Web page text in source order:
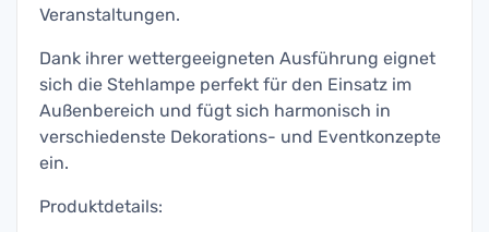
Veranstaltungen.
Dank ihrer wettergeeigneten Ausführung eignet
sich die Stehlampe perfekt für den Einsatz im
Außenbereich und fügt sich harmonisch in
verschiedenste Dekorations- und Eventkonzepte
ein.
Produktdetails: